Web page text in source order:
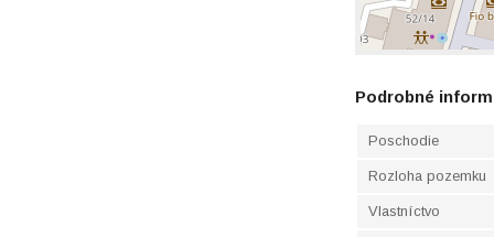
Podrobné
Poschodie
Rozloha pozemku
Vlastníctvo